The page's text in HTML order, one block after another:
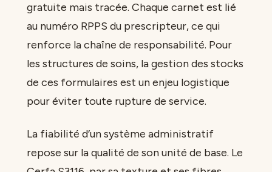
gratuite mais tracée. Chaque carnet est lié
au numéro RPPS du prescripteur, ce qui
renforce la chaîne de responsabilité. Pour
les structures de soins, la gestion des stocks
de ces formulaires est un enjeu logistique
pour éviter toute rupture de service.
La fiabilité d’un système administratif
repose sur la qualité de son unité de base. Le